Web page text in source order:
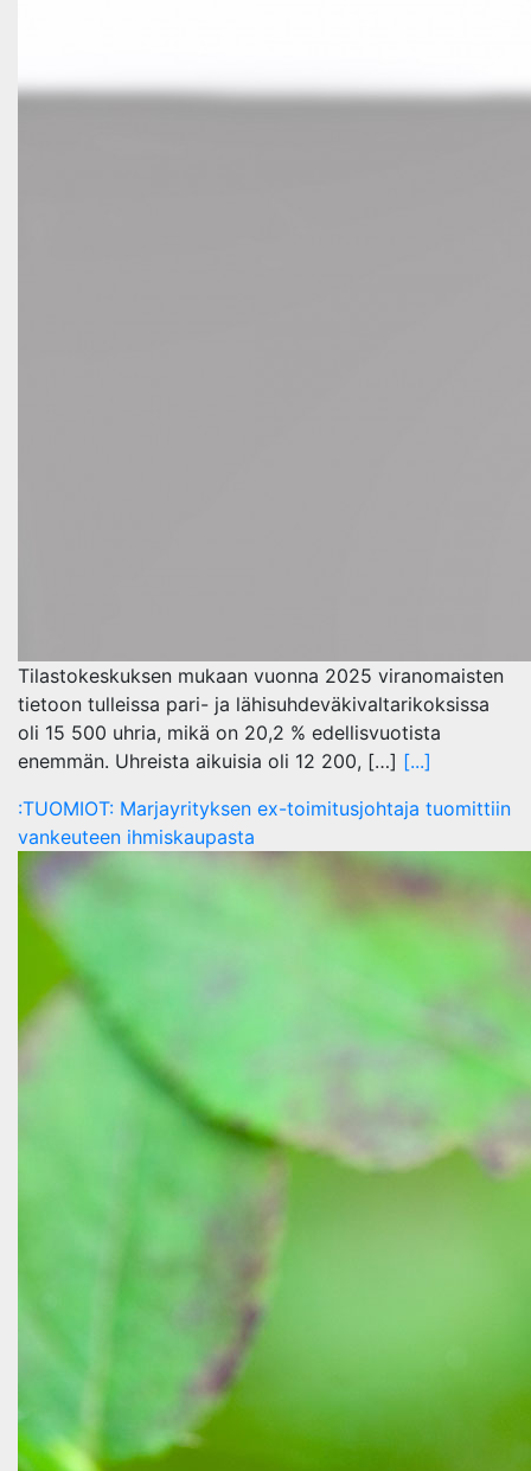
Tilastokeskuksen mukaan vuonna 2025 viranomaisten
tietoon tulleissa pari- ja lähisuhdeväkivaltarikoksissa
oli 15 500 uhria, mikä on 20,2 % edellisvuotista
enemmän. Uhreista aikuisia oli 12 200, […] [...]
:TUOMIOT: Marjayrityksen ex-toimitusjohtaja tuomittiin
vankeuteen ihmiskaupasta